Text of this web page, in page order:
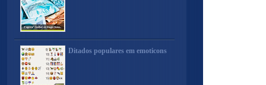
Ditados populares em emoticons